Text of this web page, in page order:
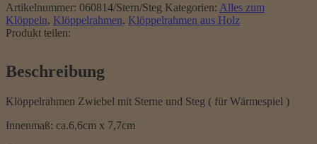
Sterne
und
Steg
Wärmespiel
Menge
Artikelnummer: 060814/Stern/Steg Kategorien: Alles zum
Klöppeln, Klöppelrahmen, Klöppelrahmen aus Holz
Produkt teilen:
Beschreibung
Klöppelrahmen Zwiebel mit Sterne und Steg ( für Wärmespiel )
Innenmaß: ca.6,6cm x 7,7cm